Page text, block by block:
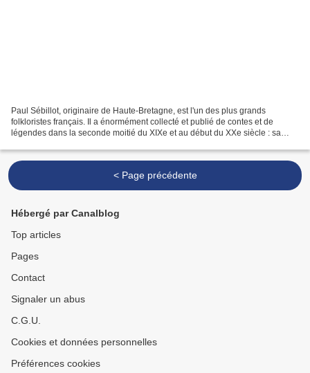
Paul Sébillot, originaire de Haute-Bretagne, est l'un des plus grands
folkloristes français. Il a énormément collecté et publié de contes et de
légendes dans la seconde moitié du XIXe et au début du XXe siècle : sa
< Page précédente
Hébergé par Canalblog
Top articles
Pages
Contact
Signaler un abus
C.G.U.
Cookies et données personnelles
Préférences cookies